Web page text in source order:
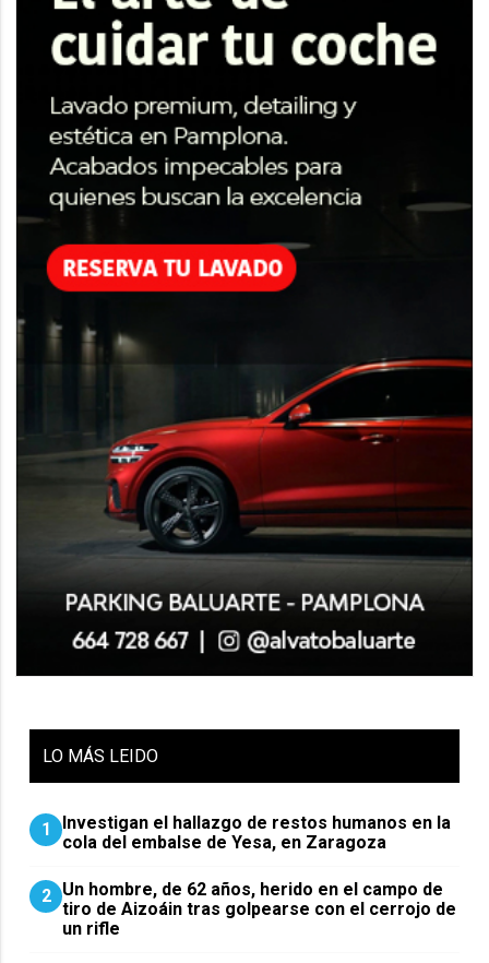
LO MÁS LEIDO
1
Investigan el hallazgo de restos humanos en la
cola del embalse de Yesa, en Zaragoza
2 Un hombre, de 62 años, herido en el campo de
tiro de Aizoáin tras golpearse con el cerrojo de
un rifle